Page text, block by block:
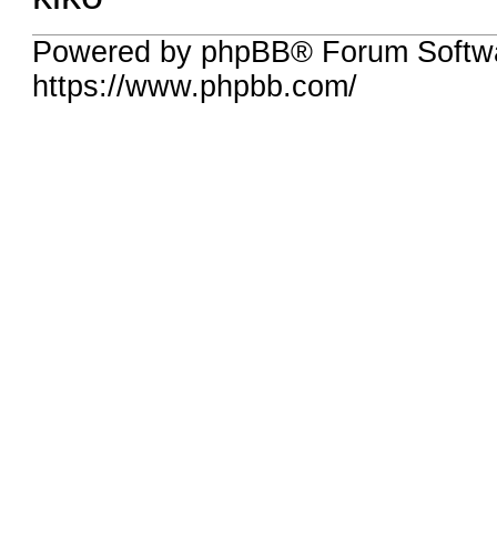
Powered by phpBB® Forum
https://www.phpbb.com/